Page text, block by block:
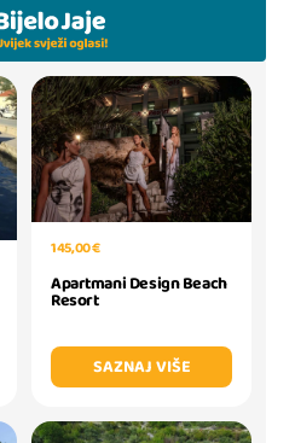
145,00 €
Apartmani Design Beach
Resort
SAZNAJ VIŠE